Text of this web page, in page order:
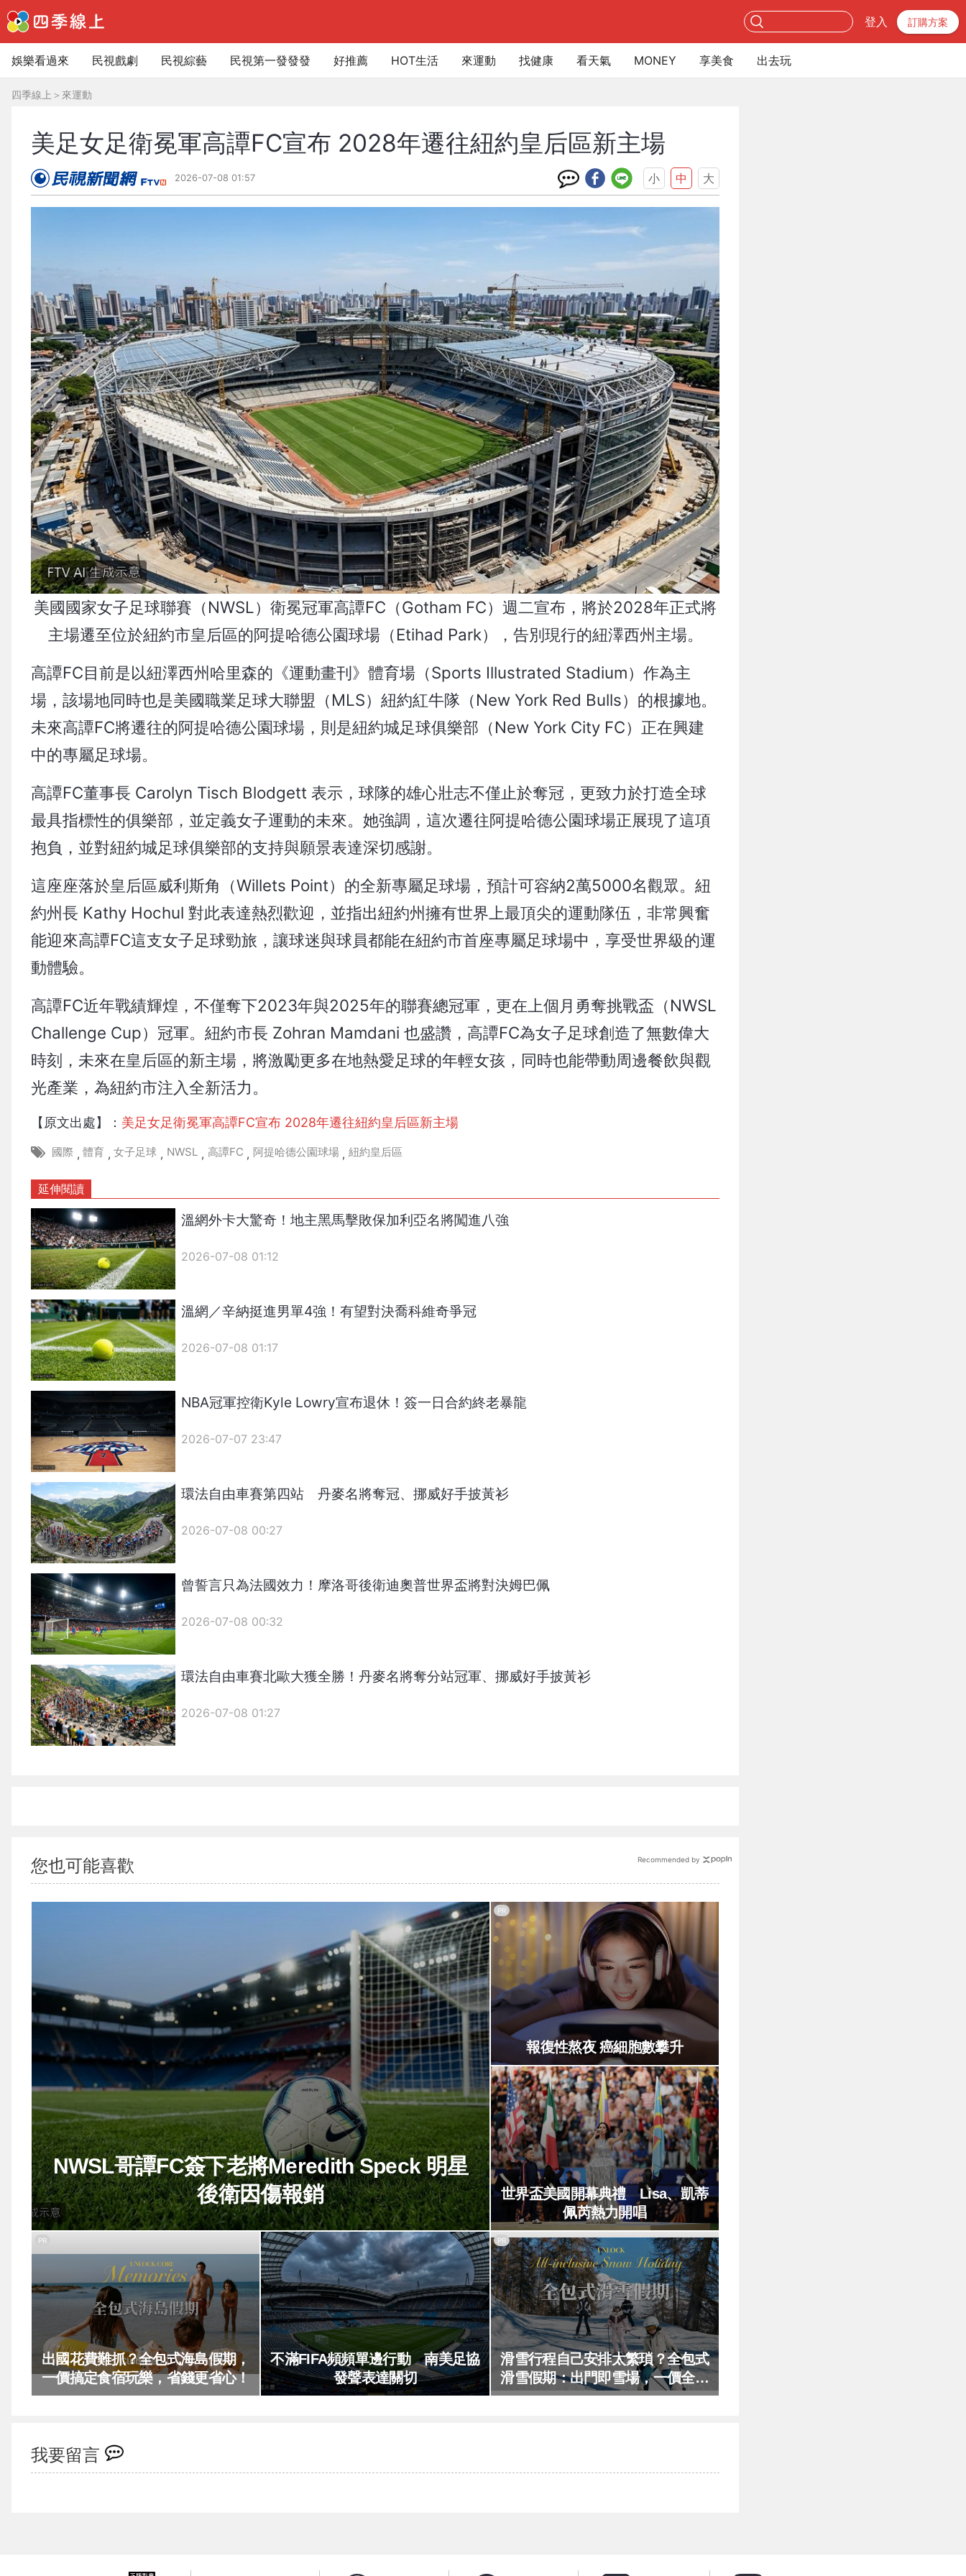
登入 訂購方案
娛樂看過來 民視戲劇 民視綜藝 民視第一發發發 好推薦 HOT生活 來運動 找健康 看天氣 MONEY 享美食 出去玩
四季線上 ＞ 來運動
美足女足衛冕軍高譚FC宣布 2028年遷往紐約皇后區新主場
2026-07-08 01:57 小 中 大
美國國家女子足球聯賽（NWSL）衛冕冠軍高譚FC（Gotham FC）週二宣布，將於2028年正式將
主場遷至位於紐約市皇后區的阿提哈德公園球場（Etihad Park），告別現行的紐澤西州主場。
高譚FC目前是以紐澤西州哈里森的《運動畫刊》體育場（Sports Illustrated Stadium）作為主
場，該場地同時也是美國職業足球大聯盟（MLS）紐約紅牛隊（New York Red Bulls）的根據地。
未來高譚FC將遷往的阿提哈德公園球場，則是紐約城足球俱樂部（New York City FC）正在興建
中的專屬足球場。
高譚FC董事長 Carolyn Tisch Blodgett 表示，球隊的雄心壯志不僅止於奪冠，更致力於打造全球
最具指標性的俱樂部，並定義女子運動的未來。她強調，這次遷往阿提哈德公園球場正展現了這項
抱負，並對紐約城足球俱樂部的支持與願景表達深切感謝。
這座座落於皇后區威利斯角（Willets Point）的全新專屬足球場，預計可容納2萬5000名觀眾。紐
約州長 Kathy Hochul 對此表達熱烈歡迎，並指出紐約州擁有世界上最頂尖的運動隊伍，非常興奮
能迎來高譚FC這支女子足球勁旅，讓球迷與球員都能在紐約市首座專屬足球場中，享受世界級的運
動體驗。
高譚FC近年戰績輝煌，不僅奪下2023年與2025年的聯賽總冠軍，更在上個月勇奪挑戰盃（NWSL
Challenge Cup）冠軍。紐約市長 Zohran Mamdani 也盛讚，高譚FC為女子足球創造了無數偉大
時刻，未來在皇后區的新主場，將激勵更多在地熱愛足球的年輕女孩，同時也能帶動周邊餐飲與觀
光產業，為紐約市注入全新活力。
【原文出處】： 美足女足衛冕軍高譚FC宣布 2028年遷往紐約皇后區新主場
國際 , 體育 , 女子足球 , NWSL , 高譚FC , 阿提哈德公園球場 , 紐約皇后區
延伸閱讀
溫網外卡大驚奇！地主黑馬擊敗保加利亞名將闖進八強
2026-07-08 01:12
溫網／辛納挺進男單4強！有望對決喬科維奇爭冠
2026-07-08 01:17
NBA冠軍控衛Kyle Lowry宣布退休！簽一日合約終老暴龍
2026-07-07 23:47
環法自由車賽第四站 丹麥名將奪冠、挪威好手披黃衫
2026-07-08 00:27
曾誓言只為法國效力！摩洛哥後衛迪奧普世界盃將對決姆巴佩
2026-07-08 00:32
環法自由車賽北歐大獲全勝！丹麥名將奪分站冠軍、挪威好手披黃衫
2026-07-08 01:27
您也可能喜歡
NWSL哥譚FC簽下老將Meredith Speck 明星
後衛因傷報銷
報復性熬夜 癌細胞數攀升
PR
世界盃美國開幕典禮 Lisa、凱蒂
佩芮熱力開唱
出國花費難抓？全包式海島假期，
一價搞定食宿玩樂，省錢更省心！
PR
不滿FIFA頻頻單邊行動 南美足協
發聲表達關切
滑雪行程自己安排太繁瑣？全包式
滑雪假期：出門即雪場，一價全包
不怕預算爆表！
PR
Recommended by
我要留言